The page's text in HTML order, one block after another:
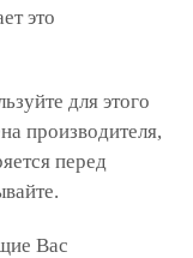
это
для этого
производителя,
перед
Вас